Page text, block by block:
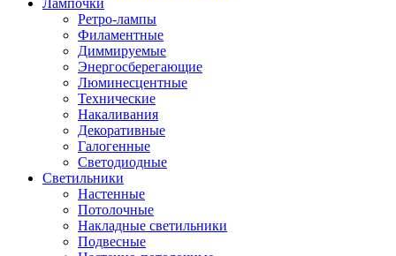
Лампочки
Ретро-лампы
Филаментные
Диммируемые
Энергосберегающие
Люминесцентные
Технические
Накаливания
Декоративные
Галогенные
Светодиодные
Светильники
Настенные
Потолочные
Накладные светильники
Подвесные